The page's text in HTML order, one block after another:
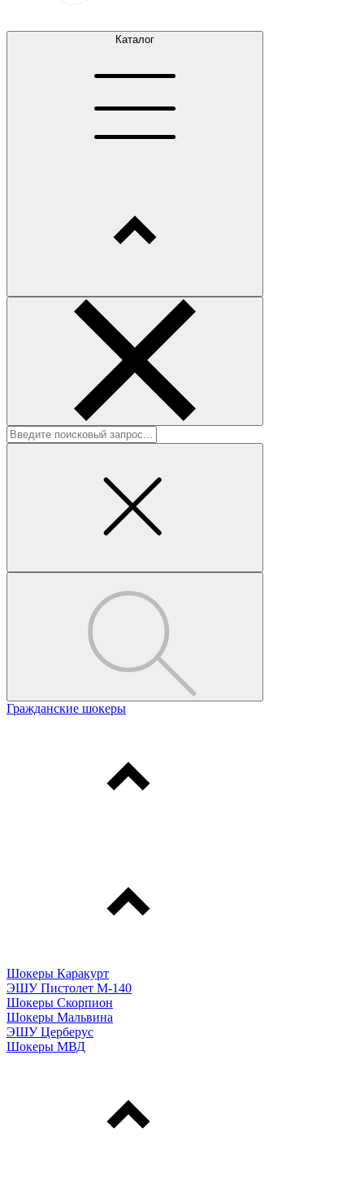
Каталог
Гражданские шокеры
Шокеры Каракурт
ЭШУ Пистолет М-140
Шокеры Скорпион
Шокеры Мальвина
ЭШУ Церберус
Шокеры МВД